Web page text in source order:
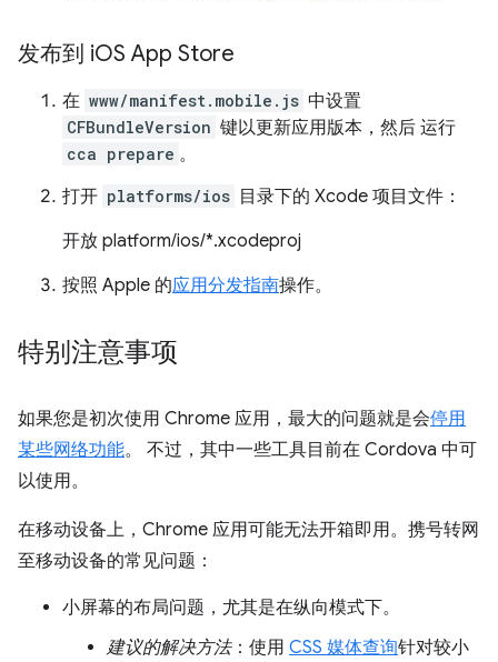
发布到 iOS App Store
在 www/manifest.mobile.js 中设置
CFBundleVersion 键以更新应用版本，然后 运行
cca prepare 。
打开 platforms/ios 目录下的 Xcode 项目文件：
开放 platform/ios/*.xcodeproj
按照 Apple 的应用分发指南操作。
特别注意事项
如果您是初次使用 Chrome 应用，最大的问题就是会停用
某些网络功能。 不过，其中一些工具目前在 Cordova 中可
以使用。
在移动设备上，Chrome 应用可能无法开箱即用。携号转网
至移动设备的常见问题：
小屏幕的布局问题，尤其是在纵向模式下。
建议的解决方法：使用 CSS 媒体查询针对较小